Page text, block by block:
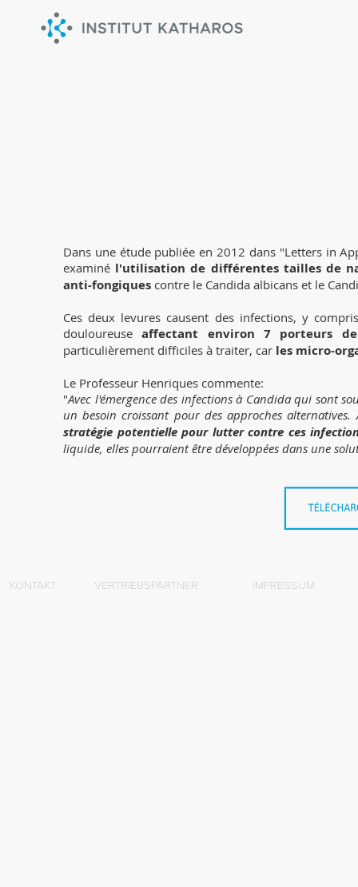
Dans une étude publiée en 2012 dans "Letters in
examiné l'utilisation de différentes tailles de
anti-fongiques contre le Candida albicans et le
Ces deux levures causent des infections, y
douloureuseaffectant environ 7 porteurs
particulièrement difficiles à traiter, car les micro-
Le Professeur Henriques commente:
"Avec l'émergence des infections à Candida qui sont
un besoin croissant pour des approches
stratégie potentielle pour lutter contre ces
liquide, elles pourraient être développées dans une
KONTAKT VERTRIEBSPARTNER IMPRESSUM